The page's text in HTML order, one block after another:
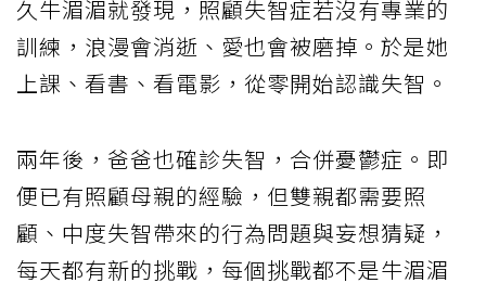
久牛湄湄就發現，照顧失智症若沒有專業的
訓練，浪漫會消逝、愛也會被磨掉。於是她
上課、看書、看電影，從零開始認識失智。
兩年後，爸爸也確診失智，合併憂鬱症。即
便已有照顧母親的經驗，但雙親都需要照
顧、中度失智帶來的行為問題與妄想猜疑，
每天都有新的挑戰，每個挑戰都不是牛湄湄